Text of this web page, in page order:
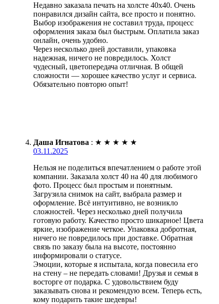
Недавно заказала печать на холсте 40х40. Очень
понравился дизайн сайта, все просто и понятно.
Выбор изображения не составил труда, процесс
оформления заказа был быстрым. Оплатила заказ
онлайн, очень удобно.
Через несколько дней доставили, упаковка
надежная, ничего не повредилось. Холст
чудесный, цветопередача отличная. В общей
сложности — хорошее качество услуг и сервиса.
Обязательно повторю опыт!
Даша Игнатова : ★ ★ ★ ★ ★
03.11.2025
Нельзя не поделиться впечатлением о работе этой
компании. Заказала холст 40 на 40 для любимого
фото. Процесс был простым и понятным.
Загрузила снимок на сайт, выбрала размер и
оформление. Всё интуитивно, не возникло
сложностей. Через несколько дней получила
готовую работу. Качество просто шикарное! Цвета
яркие, изображение четкое. Упаковка добротная,
ничего не повредилось при доставке. Обратная
связь по заказу была на высоте, постоянно
информировали о статусе.
Эмоции, которые я испытала, когда повесила его
на стену – не передать словами! Друзья и семья в
восторге от подарка. С удовольствием буду
заказывать снова и рекомендую всем. Теперь есть,
кому подарить такие шедевры!